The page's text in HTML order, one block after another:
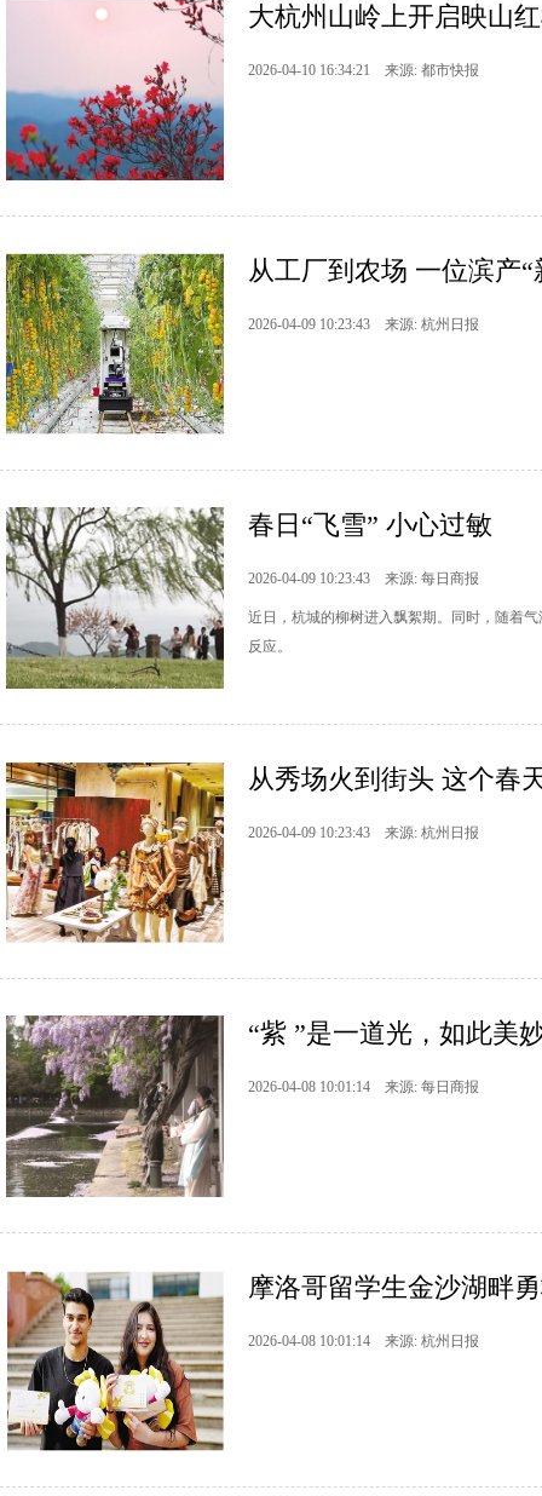
大杭州山岭上开启映山
2026-04-10 16:34:21 来源: 都市快报
从工厂到农场 一位滨产
2026-04-09 10:23:43 来源: 杭州日报
春日“飞雪” 小心过敏
2026-04-09 10:23:43 来源: 每日商报
近日，杭城的柳树进入飘絮期。同时，随着
反应。
从秀场火到街头 这个春
2026-04-09 10:23:43 来源: 杭州日报
“紫 ”是一道光，如此美
2026-04-08 10:01:14 来源: 每日商报
摩洛哥留学生金沙湖畔
2026-04-08 10:01:14 来源: 杭州日报